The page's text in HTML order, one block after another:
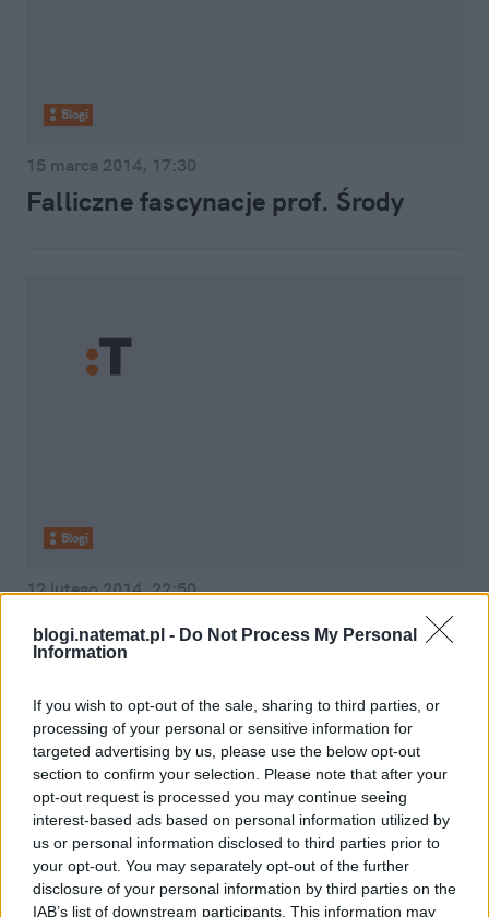
blogi.natemat.pl - Do Not Process My Personal
Information
If you wish to opt-out of the sale, sharing to third parties, or
processing of your personal or sensitive information for
targeted advertising by us, please use the below opt-out
section to confirm your selection. Please note that after your
opt-out request is processed you may continue seeing
interest-based ads based on personal information utilized by
us or personal information disclosed to third parties prior to
your opt-out. You may separately opt-out of the further
disclosure of your personal information by third parties on the
IAB’s list of downstream participants. This information may
Blogi
15 marca 2014, 17:30
Falliczne fascynacje prof. Środy
Blogi
12 lutego 2014, 22:50
Mariusz T. pokonał Donalda T.